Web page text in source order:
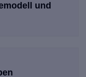
und